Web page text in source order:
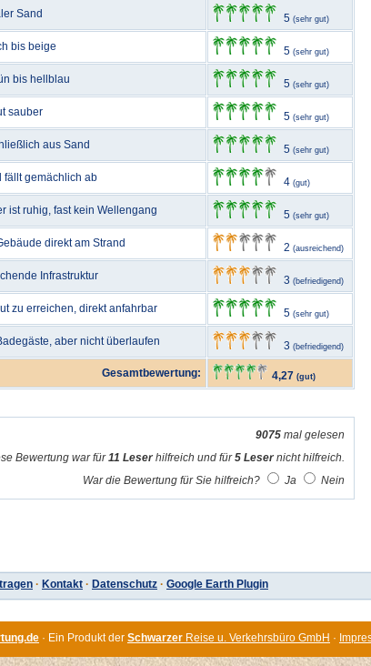
Sand 5 (sehr gut)
bis beige 5 (sehr gut)
bis hellblau 5 (sehr gut)
sauber 5 (sehr gut)
aus Sand 5 (sehr gut)
fällt gemächlich ab 4 (gut)
ist ruhig, fast kein Wellengang 5 (sehr gut)
direkt am Strand 2 (ausreichend)
Infrastruktur 3 (befriedigend)
zu erreichen, direkt anfahrbar 5 (sehr gut)
aber nicht überlaufen 3 (befriedigend)
Gesamtbewertung: 4,27 (gut)
9075 mal gelesen
Bewertung war für11 Leserhilfreich und für5 Lesernicht hilfreich.
War die Bewertung für Sie hilfreich?
Ja Nein
· Kontakt · Datenschutz · Google Earth Plugin
· Ein Produkt der Schwarzer Reise u. Verkehrsbüro GmbH ·